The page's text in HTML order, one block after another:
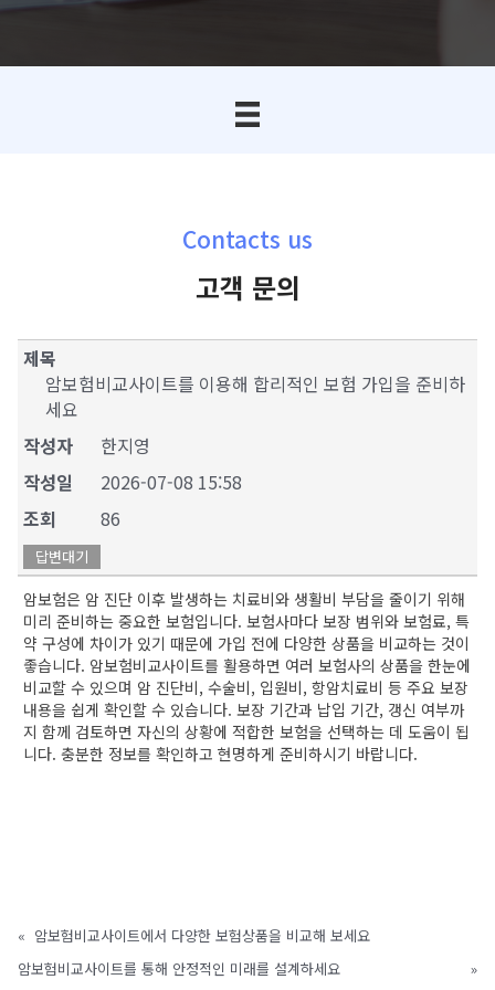
Contacts us
고객 문의
제목
암보험비교사이트를 이용해 합리적인 보험 가입을 준비하
세요
작성자
한지영
작성일
2026-07-08 15:58
조회
86
답변대기
암보험은 암 진단 이후 발생하는 치료비와 생활비 부담을 줄이기 위해
미리 준비하는 중요한 보험입니다. 보험사마다 보장 범위와 보험료, 특
약 구성에 차이가 있기 때문에 가입 전에 다양한 상품을 비교하는 것이
좋습니다. 암보험비교사이트를 활용하면 여러 보험사의 상품을 한눈에
비교할 수 있으며 암 진단비, 수술비, 입원비, 항암치료비 등 주요 보장
내용을 쉽게 확인할 수 있습니다. 보장 기간과 납입 기간, 갱신 여부까
지 함께 검토하면 자신의 상황에 적합한 보험을 선택하는 데 도움이 됩
니다. 충분한 정보를 확인하고 현명하게 준비하시기 바랍니다.
« 암보험비교사이트에서 다양한 보험상품을 비교해 보세요
암보험비교사이트를 통해 안정적인 미래를 설계하세요
»